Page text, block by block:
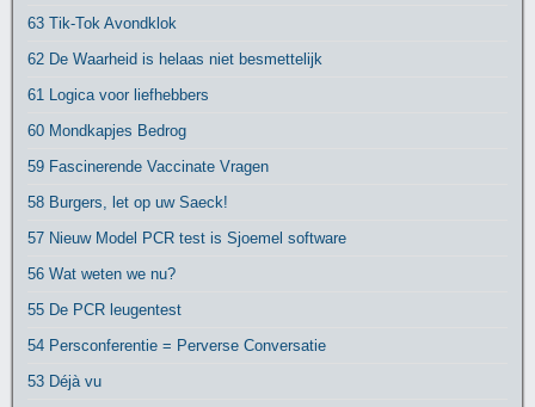
63 Tik-Tok Avondklok
62 De Waarheid is helaas niet besmettelijk
61 Logica voor liefhebbers
60 Mondkapjes Bedrog
59 Fascinerende Vaccinate Vragen
58 Burgers, let op uw Saeck!
57 Nieuw Model PCR test is Sjoemel software
56 Wat weten we nu?
55 De PCR leugentest
54 Persconferentie = Perverse Conversatie
53 Déjà vu